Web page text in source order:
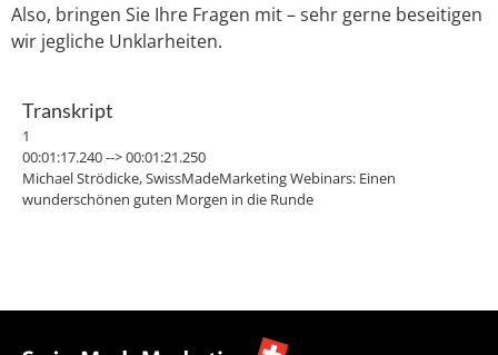
Also, bringen Sie Ihre Fragen mit – sehr gerne beseitigen
wir jegliche Unklarheiten.
Transkript
1
00:01:17.240 --> 00:01:21.250
Michael Strödicke, SwissMadeMarketing Webinars: Einen
wunderschönen guten Morgen in die Runde
Wenigstens verstehen